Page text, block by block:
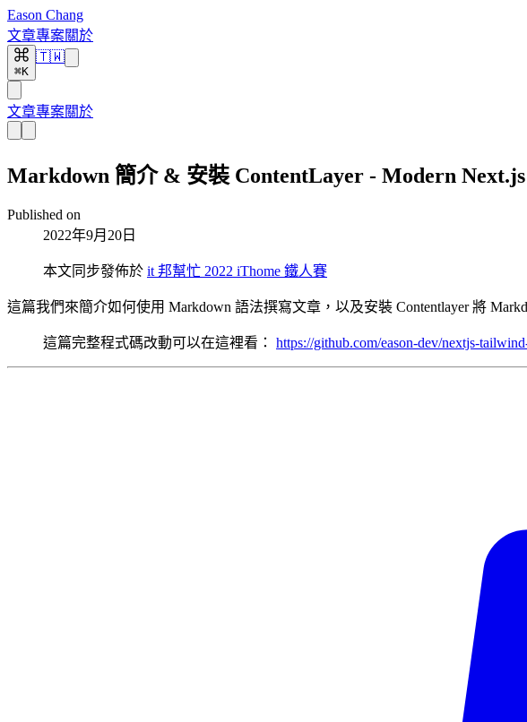
Eason Chang
文章專案關於
⌘K
🇹🇼
文章專案關於
Markdown 簡介 & 安裝 ContentLayer - Modern
Published on
2022年9月20日
本文同步發佈於 it 邦幫忙 2022 iThome 鐵人賽
這篇我們來簡介如何使用 Markdown 語法撰寫文章，以及安裝 Contentlayer 將
這篇完整程式碼改動可以在這裡看： https://github.com/eason-dev/nextjs-